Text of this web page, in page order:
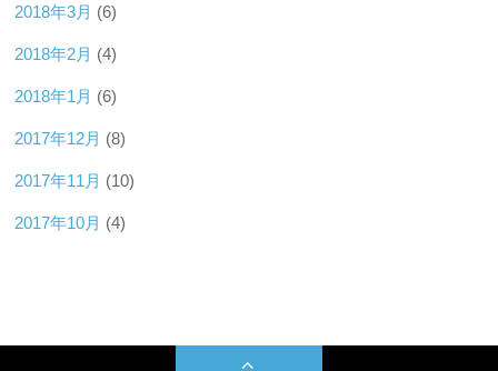
2018年3月 (6)
2018年2月 (4)
2018年1月 (6)
2017年12月 (8)
2017年11月 (10)
2017年10月 (4)